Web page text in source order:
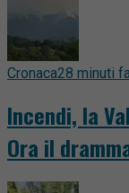
Cronaca28 minuti fa
Incendi, la
Ora il